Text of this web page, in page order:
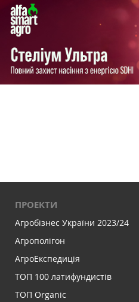
ПРОЕКТИ
Агробізнес України 2023/24
Агрополігон
АгроЕкспедиція
ТОП 100 латифундистів
ТОП Organic